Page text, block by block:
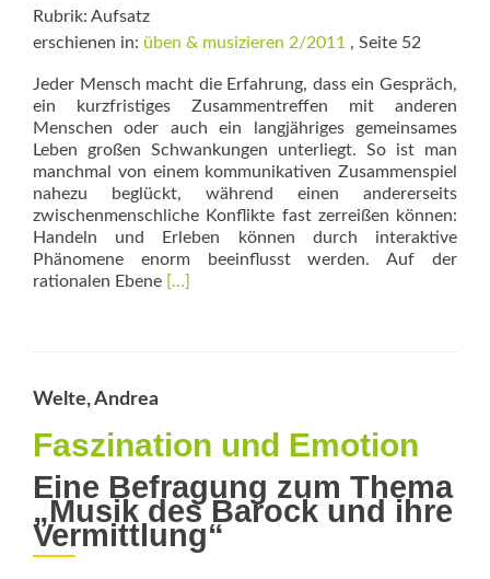
Rubrik: Aufsatz
erschienen in: üben & musizieren 2/2011 , Seite 52
Jeder Mensch macht die Erfahrung, dass ein Gespräch,
ein kurzfristiges Zusammentreffen mit anderen
Menschen oder auch ein langjähriges gemeinsames
Leben großen Schwan­kungen unterliegt. So ist man
manchmal von einem kommunikativen Zusammenspiel
nahezu beglückt, während einen andererseits
zwischenmenschliche Konflikte fast zerreißen können:
Handeln und Erleben können durch interaktive
Phänomene enorm beeinflusst werden. Auf der
rationalen Ebene Read
[…]
Welte, Andrea
Faszination und Emotion
Eine Befragung zum Thema
„Musik des Barock und ihre
­Vermittlung“